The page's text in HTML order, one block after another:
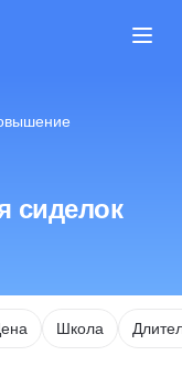
сиделок
Школа